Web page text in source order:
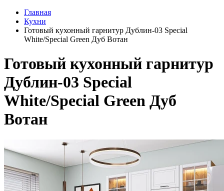
Главная
Кухни
Готовый кухонный гарнитур Дублин-03 Special
White/Special Green Дуб Вотан
Готовый кухонный гарнитур
Дублин-03 Special
White/Special Green Дуб
Вотан